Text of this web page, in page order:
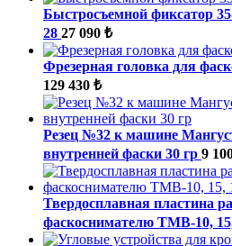
Быстросъемной фиксатор
28 27 090 ₺
Фрезерная головка для
129 430 ₺
Резец №32 к машине
внутренней фаски 30 гр 9
Твердосплавная пластина
фаскоснимателю ТМВ-10,